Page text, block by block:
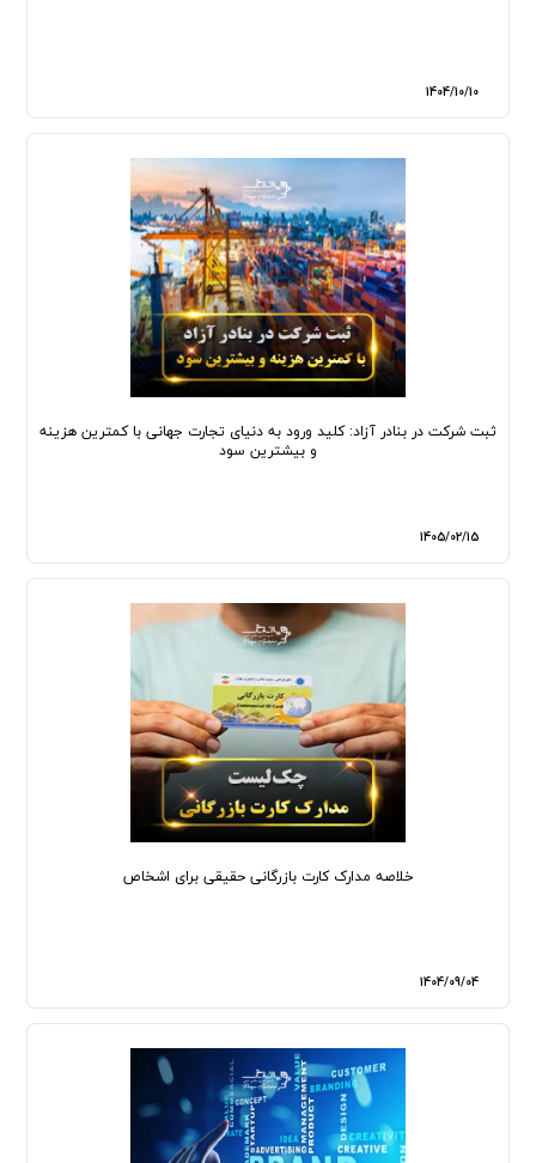
1404/10/10
ثبت شرکت در بنادر آزاد: کلید ورود به دنیای تجارت جهانی با کمترین هزینه
و بیشترین سود
1405/02/15
خلاصه مدارک کارت بازرگانی حقیقی برای اشخاص
1404/09/04